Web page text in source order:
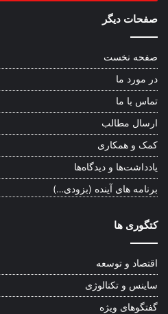
صفحات دیگر
صفحه نخست
در مورد ما
تماس با ما
ارسال مطالب
کمک و همکاری
یادداشت‌ها و دیدگاه‌ها
برنامه های آینده (بزودی…)
کتگوری ها
اقتصاد و توسعه
ساینس و تکنالوژی
گفتگوهای ویژه